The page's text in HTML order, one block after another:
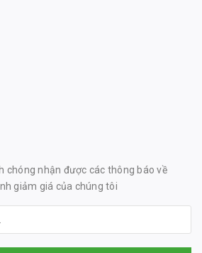
chóng nhận được các thông báo về
giảm giá của chúng tôi